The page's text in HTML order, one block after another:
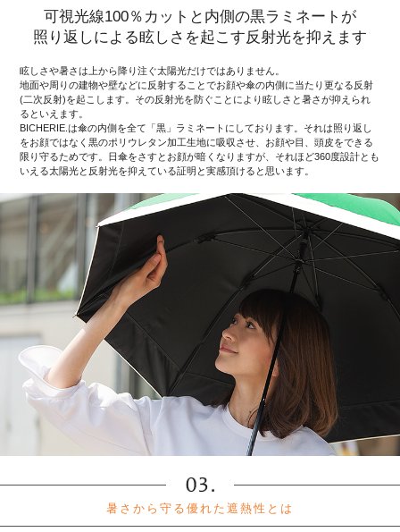
可視光線100％カットと内側の黒ラミネートが
照り返しによる眩しさを起こす反射光を抑えます
眩しさや暑さは上から降り注ぐ太陽光だけではありません。
地面や周りの建物や壁などに反射することでお顔や傘の内側に当たり更なる反射
(二次反射)を起こします。その反射光を防ぐことにより眩しさと暑さが抑えられ
るといえます。
BICHERIE.は傘の内側を全て「黒」ラミネートにしております。それは照り返し
をお顔ではなく黒のポリウレタン加工生地に吸収させ、お顔や目、頭皮をできる
限り守るためです。日傘をさすとお顔が暗くなりますが、それほど360度設計とも
いえる太陽光と反射光を抑えている証明と実感頂けると思います。
暑さから守る優れた遮熱性とは